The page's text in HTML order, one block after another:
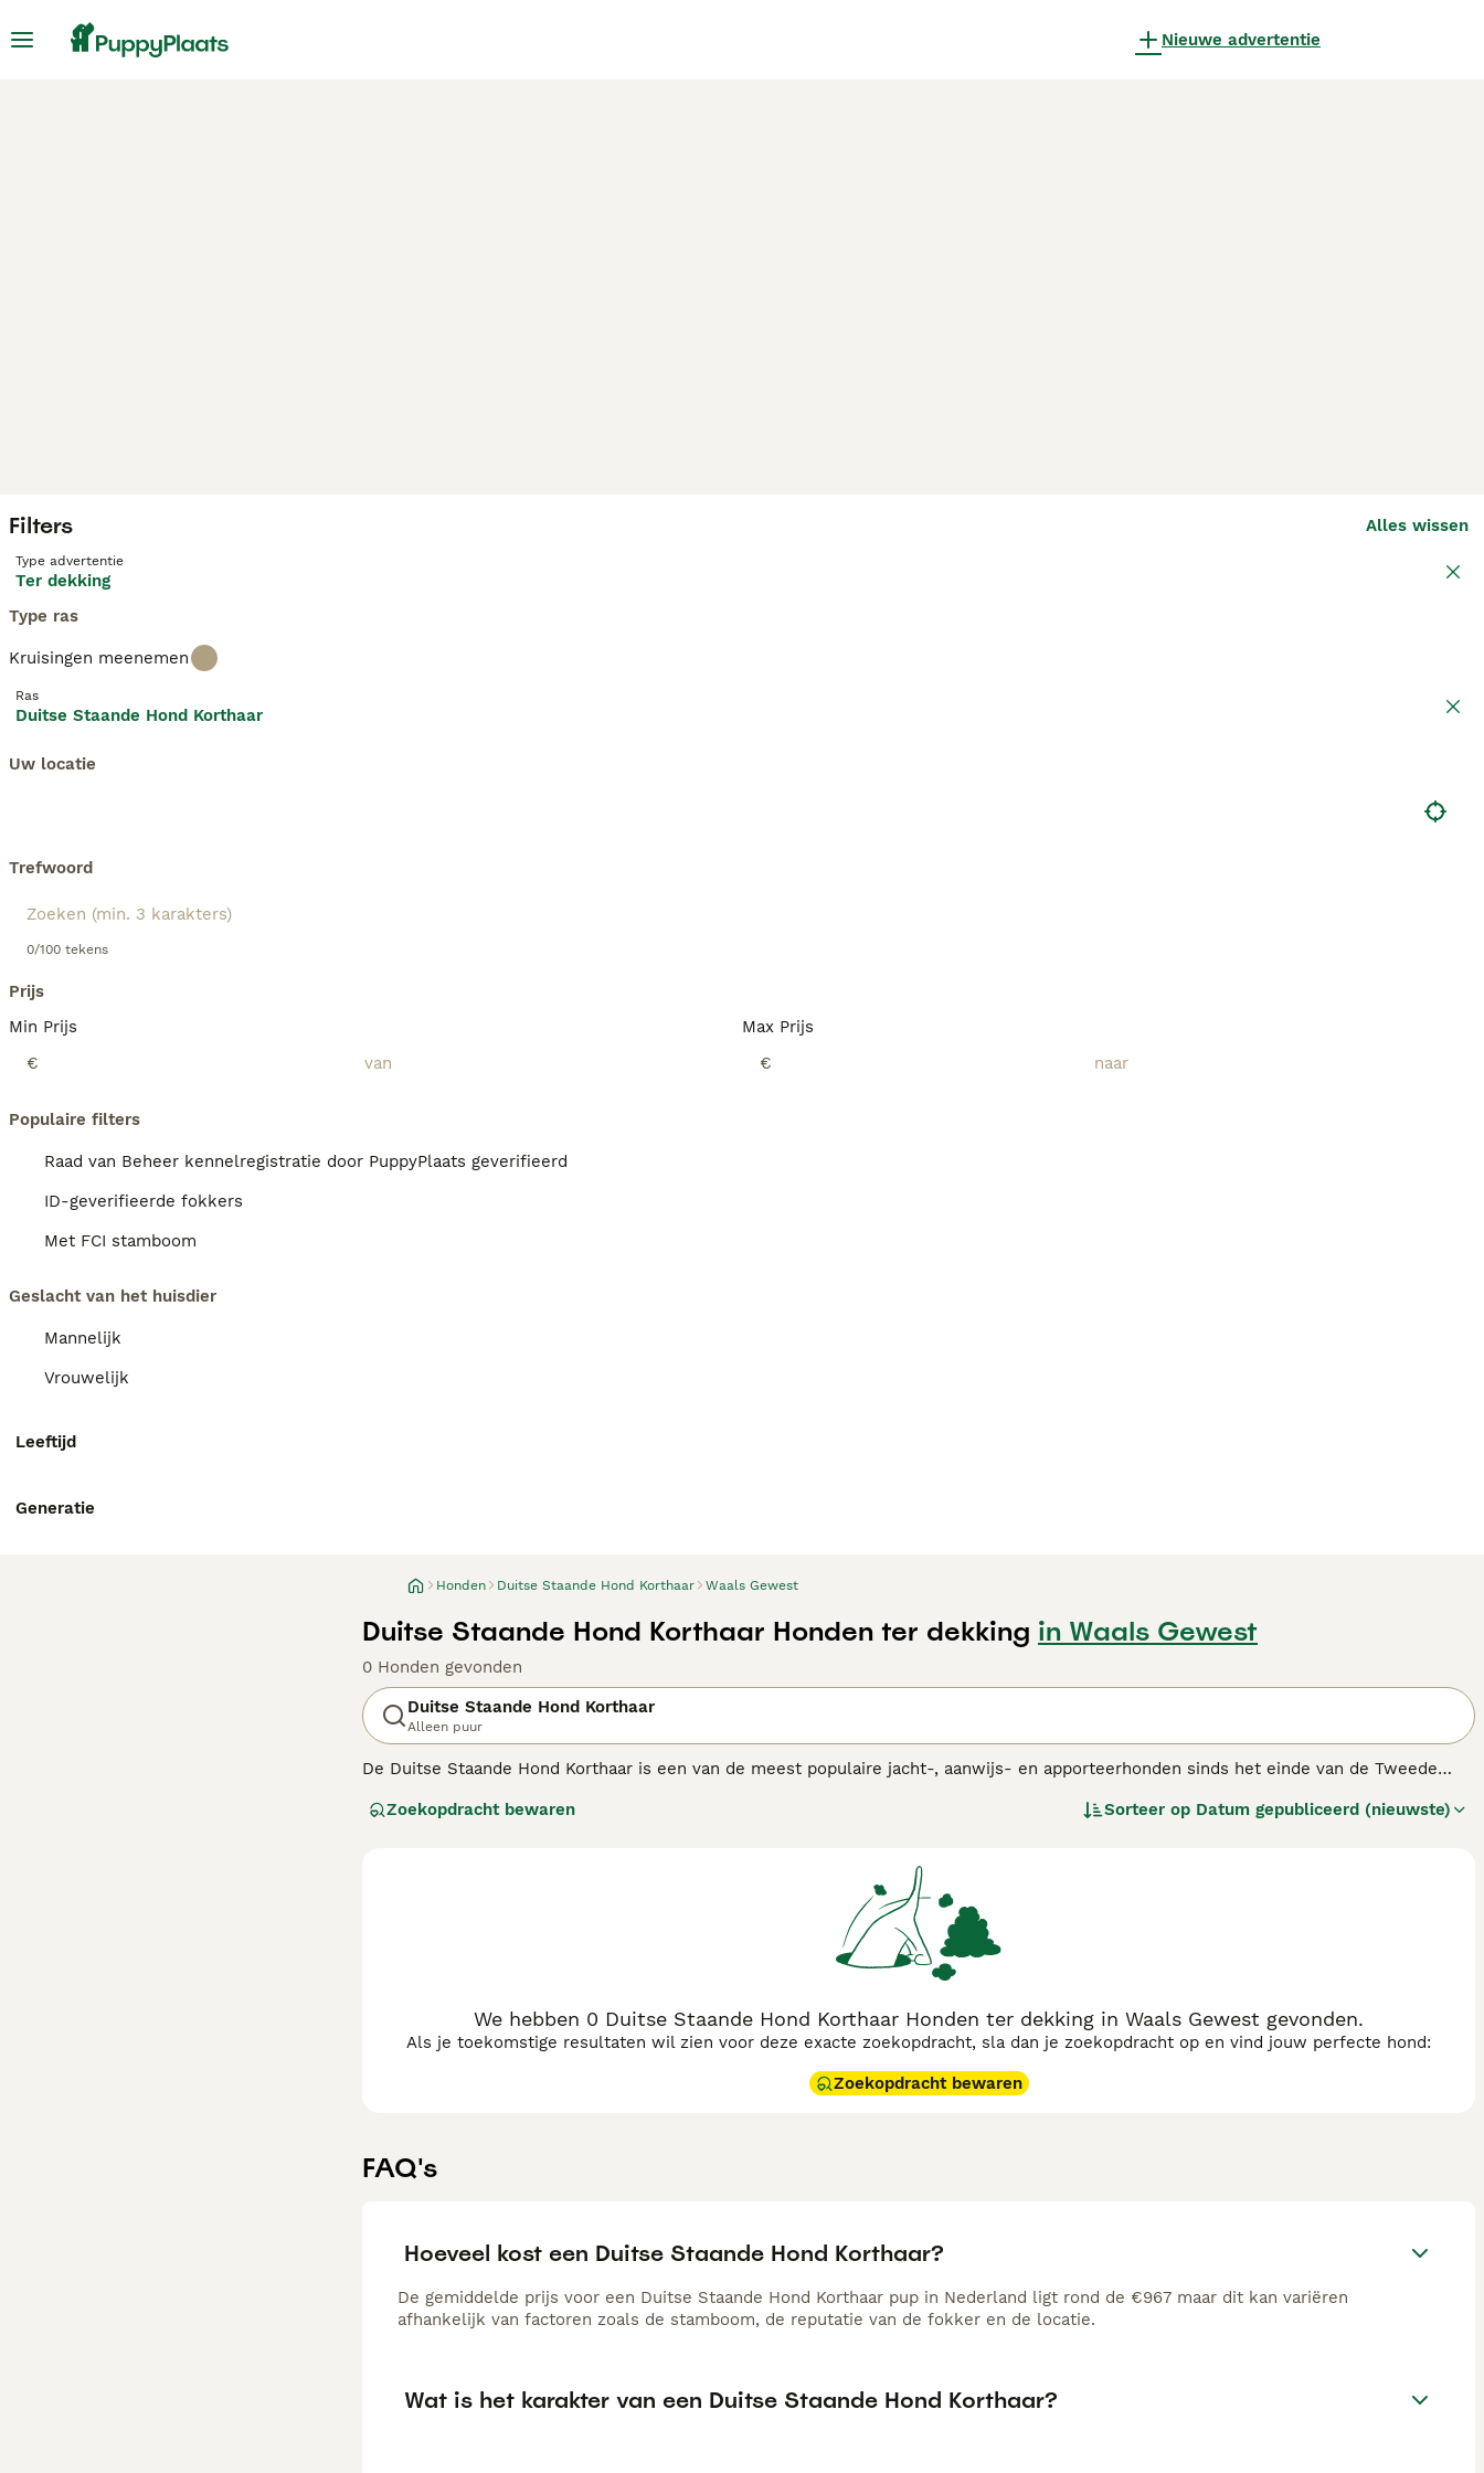
Nieuwe advertentie
Filters Alles wissen
Type advertentie
Ter dekking
Type ras
Kruisingen meenemen
Ras
Duitse Staande Hond Korthaar
Uw locatie
Trefwoord
0/100 tekens
Prijs
Min Prijs
€
Max Prijs
€
Populaire filters
Raad van Beheer kennelregistratie door PuppyPlaats geverifieerd
ID-geverifieerde fokkers
Met FCI stamboom
Geslacht van het huisdier
Mannelijk
Vrouwelijk
Leeftijd
Generatie
Honden Duitse Staande Hond Korthaar Waals Gewest
Duitse Staande Hond Korthaar Honden ter dekking in Waals Gewest
0 Honden gevonden
Duitse Staande Hond Korthaar
Alleen puur
De Duitse Staande Hond Korthaar is een van de meest populaire jacht-, aanwijs- en apporteerhonden sinds het einde van de Tweede
zijn atletische en grote honden. Ze zijn zowel in het veld, in de showring en bij mensen thuis geliefd.
Zoekopdracht bewaren Sorteer op Datum gepubliceerd (nieuwste)
We hebben 0 Duitse Staande Hond Korthaar Honden ter dekking in Waals Gewest gevonden.
Als je toekomstige resultaten wil zien voor deze exacte zoekopdracht, sla dan je zoekopdracht op en vind jouw perfecte hond:
Zoekopdracht bewaren
FAQ's
Hoeveel kost een Duitse Staande Hond Korthaar?
De gemiddelde prijs voor een Duitse Staande Hond Korthaar pup in Nederland ligt rond de €967 maar dit kan variëren
afhankelijk van factoren zoals de stamboom, de reputatie van de fokker en de locatie.
Wat is het karakter van een Duitse Staande Hond Korthaar?